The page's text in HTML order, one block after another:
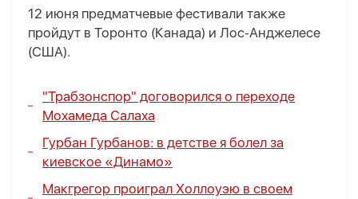
12 июня предматчевые фестивали также
пройдут в Торонто (Канада) и Лос‑Анджелесе
(США).
"Трабзонспор" договорился о переходе
Мохамеда Салаха
Гурбан Гурбанов: в детстве я болел за
киевское «Динамо»
Макгрегор проиграл Холлоуэю в своем